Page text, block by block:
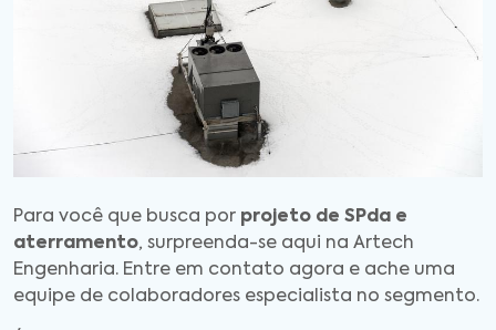
Para você que busca por projeto de SPda e
aterramento, surpreenda-se aqui na Artech
Engenharia. Entre em contato agora e ache uma
equipe de colaboradores especialista no segmento.